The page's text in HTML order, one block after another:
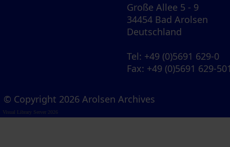
Große Allee 5 - 9
34454 Bad Arolsen
Deutschland
Tel: +49 (0)5691 629-0
Fax: +49 (0)5691 629-
© Copyright 2026 Arolsen Archives
Visual Library Server 2026